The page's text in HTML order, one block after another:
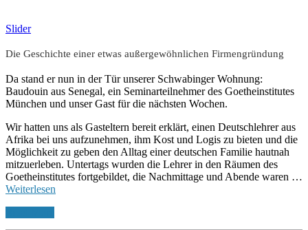
Slider
Die Geschichte einer etwas außergewöhnlichen Firmengründung
Da stand er nun in der Tür unserer Schwabinger Wohnung:
Baudouin aus Senegal, ein Seminarteilnehmer des Goetheinstitutes
München und unser Gast für die nächsten Wochen.
Wir hatten uns als Gasteltern bereit erklärt, einen Deutschlehrer aus
Afrika bei uns aufzunehmen, ihm Kost und Logis zu bieten und die
Möglichkeit zu geben den Alltag einer deutschen Familie hautnah
mitzuerleben. Untertags wurden die Lehrer in den Räumen des
Goetheinstitutes fortgebildet, die Nachmittage und Abende waren …
Weiterlesen